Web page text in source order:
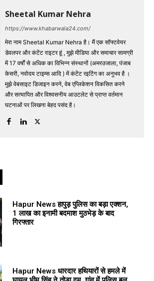
Sheetal Kumar Nehra
https://www.khabarwala24.com/
मेरा नाम Sheetal Kumar Nehra है। मैं एक सॉफ्टवेयर
डेवलपर और कंटेंट राइटर हूं , मुझे मीडिया और समाचार सामग्री
में 17 वर्षों से अधिक का विभिन्न संस्थानों (अमरउजाला, पंजाब
केसरी, नवोदय टाइम्स आदि ) में कंटेंट रइटिंग का अनुभव है ।
मुझे वेबसाइट डिजाइन करने, वेब एप्लिकेशन विकसित करने
और सत्यापित और विश्वसनीय आउटलेट से प्राप्त वर्तमान
घटनाओं पर लिखना बेहद पसंद है।
Hapur News हापुड़ पुलिस का बड़ा एक्शन,
1 लाख का इनामी बदमाश मुठभेड़ के बाद
गिरफ्तार
Hapur News धारदार हथियारों से हमले में